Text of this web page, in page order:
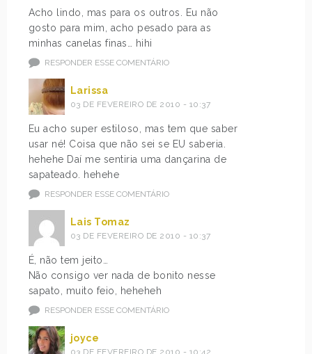
Acho lindo, mas para os outros. Eu não
gosto para mim, acho pesado para as
minhas canelas finas… hihi
RESPONDER ESSE COMENTÁRIO
Larissa
03 DE FEVEREIRO DE 2010 - 10:37
Eu acho super estiloso, mas tem que saber
usar né! Coisa que não sei se EU saberia.
hehehe Daí me sentiria uma dançarina de
sapateado. hehehe
RESPONDER ESSE COMENTÁRIO
Lais Tomaz
03 DE FEVEREIRO DE 2010 - 10:37
É, não tem jeito…
Não consigo ver nada de bonito nesse
sapato, muito feio, heheheh
RESPONDER ESSE COMENTÁRIO
joyce
03 DE FEVEREIRO DE 2010 - 10:42